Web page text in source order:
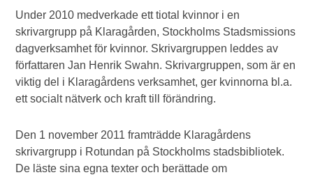
Under 2010 medverkade ett tiotal kvinnor i en
skrivargrupp på Klaragården, Stockholms Stadsmissions
dagverksamhet för kvinnor. Skrivargruppen leddes av
författaren Jan Henrik Swahn. Skrivargruppen, som är en
viktig del i Klaragårdens verksamhet, ger kvinnorna bl.a.
ett socialt nätverk och kraft till förändring.
Den 1 november 2011 framträdde Klaragårdens
skrivargrupp i Rotundan på Stockholms stadsbibliotek.
De läste sina egna texter och berättade om